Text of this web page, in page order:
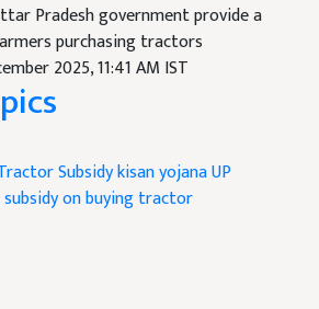
Pradesh government provide a
purchasing tractors
2025, 11:41 AM IST
Subsidykisan yojanaUP
subsidy on buying tractor